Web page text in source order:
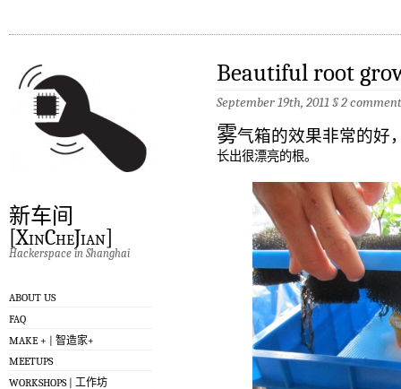
新车间
[XinCheJian]
Hackerspace in Shanghai
ABOUT US
FAQ
MAKE + | 智造家+
MEETUPS
WORKSHOPS | 工作坊
Beautiful root
September 19th, 2011§2
雾气箱的效果非常的好
长出很漂亮的根。